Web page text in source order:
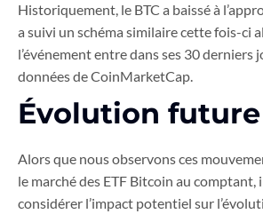
Historiquement, le BTC a baissé à
a suivi un schéma similaire cette fois-ci
l’événement entre dans ses 30 derniers
données de CoinMarketCap.
Évolution future
Alors que nous observons ces
le marché des ETF Bitcoin au comptant,
considérer l’impact potentiel sur